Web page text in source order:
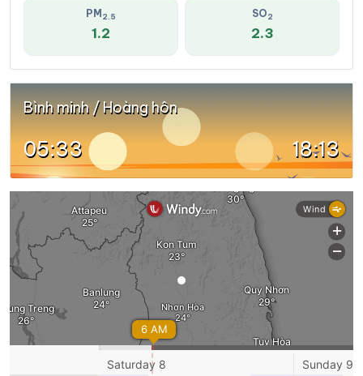
PM 2.5
1.2
SO2
2.3
Bình minh / Hoàng hôn
05:33 18:13